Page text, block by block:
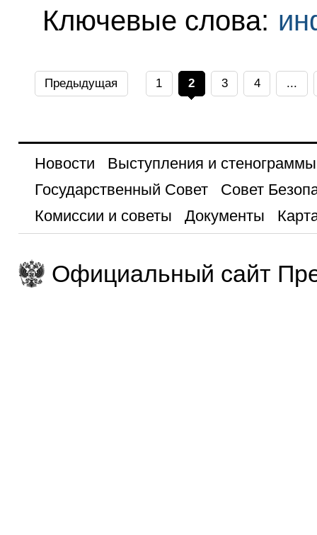
Ключевые слова:
Предыдущая 1 2 3 4 ...
Новости
Выступления и стенограммы
Государственный Совет
Совет
Комиссии и советы
Документы
Официальный сайт